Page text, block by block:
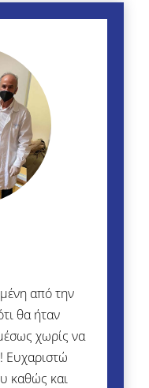
από την
θα ήταν
χωρίς να
Ευχαριστώ
καθώς και